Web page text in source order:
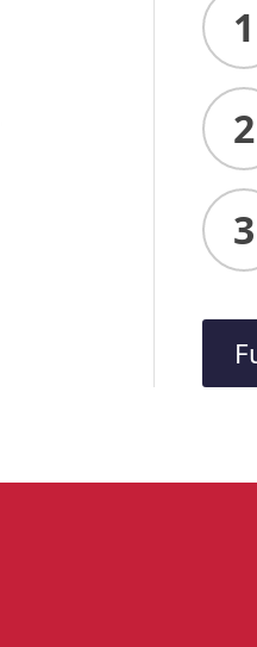
1
2
3